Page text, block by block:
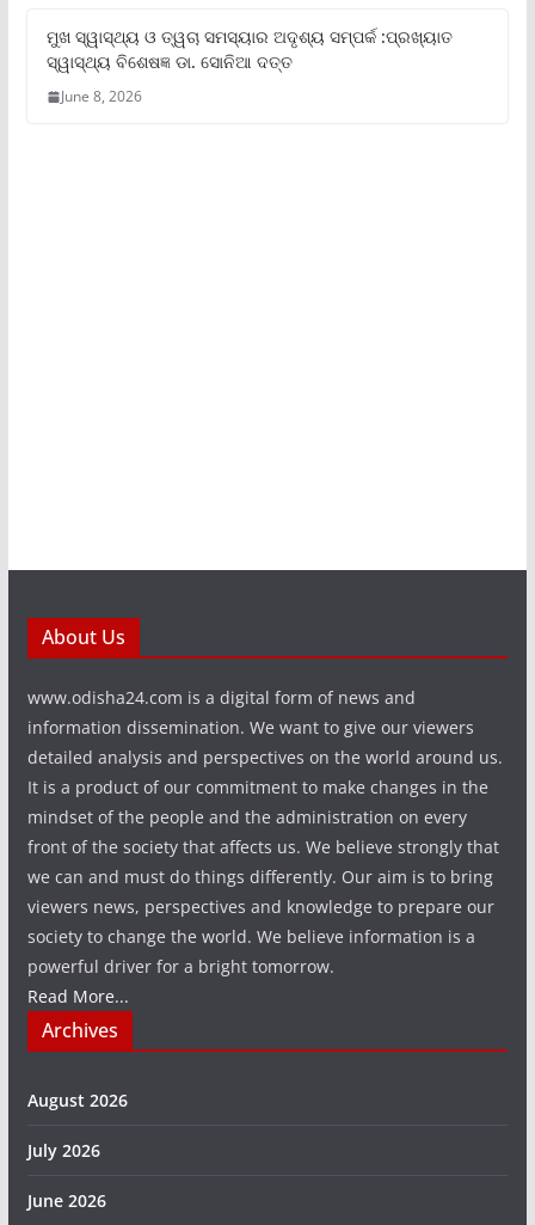
ମୁଖ ସ୍ୱାସ୍ଥ୍ୟ ଓ ତ୍ୱଚା ସମସ୍ୟାର ଅଦୃଶ୍ୟ ସମ୍ପର୍କ :ପ୍ରଖ୍ୟାତ
ସ୍ୱାସ୍ଥ୍ୟ ବିଶେଷଜ୍ଞ ଡା. ସୋନିଆ ଦତ୍ତ
June 8, 2026
About Us
www.odisha24.com is a digital form of news and
information dissemination. We want to give our viewers
detailed analysis and perspectives on the world around us.
It is a product of our commitment to make changes in the
mindset of the people and the administration on every
front of the society that affects us. We believe strongly that
we can and must do things differently. Our aim is to bring
viewers news, perspectives and knowledge to prepare our
society to change the world. We believe information is a
powerful driver for a bright tomorrow.
Read More...
Archives
August 2026
July 2026
June 2026